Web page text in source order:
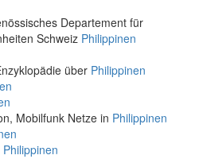
Departement für
Schweiz Philippinen
über Philippinen
Mobilfunk Netze in Philippinen
Philippinen